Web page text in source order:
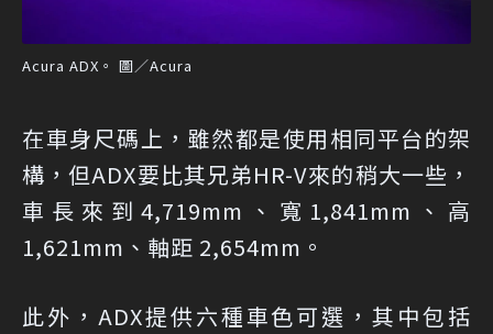
Acura ADX。 圖／Acura
在車身尺碼上，雖然都是使用相同平台的架
構，但ADX要比其兄弟HR-V來的稍大一些，
車長來到4,719mm、寬1,841mm、高
1,621mm、軸距 2,654mm。
此外，ADX提供六種車色可選，其中包括